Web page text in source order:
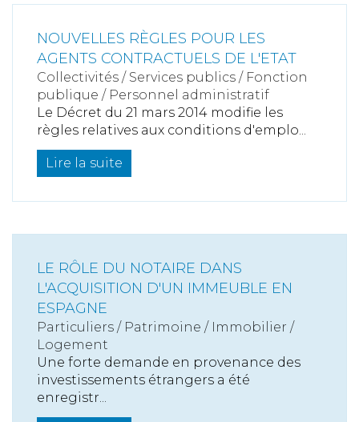
NOUVELLES RÈGLES POUR LES
AGENTS CONTRACTUELS DE L'ETAT
Collectivités / Services publics / Fonction
publique / Personnel administratif
Le Décret du 21 mars 2014 modifie les
règles relatives aux conditions d'emplo...
Lire la suite
LE RÔLE DU NOTAIRE DANS
L'ACQUISITION D'UN IMMEUBLE EN
ESPAGNE
Particuliers / Patrimoine / Immobilier /
Logement
Une forte demande en provenance des
investissements étrangers a été
enregistr...